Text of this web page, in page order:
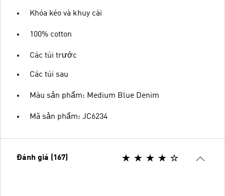
Khóa kéo và khuy cài
100% cotton
Các túi trước
Các túi sau
Màu sản phẩm: Medium Blue Denim
Mã sản phẩm: JC6234
Đánh giá (167)